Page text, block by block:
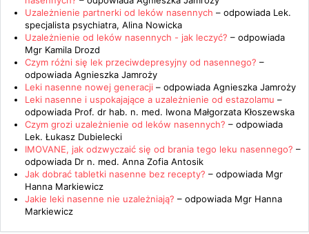
Uzależnienie partnerki od leków nasennych – odpowiada Lek.
specjalista psychiatra, Alina Nowicka
Uzależnienie od leków nasennych - jak leczyć? – odpowiada
Mgr Kamila Drozd
Czym różni się lek przeciwdepresyjny od nasennego? –
odpowiada Agnieszka Jamroży
Leki nasenne nowej generacji – odpowiada Agnieszka Jamroży
Leki nasenne i uspokajające a uzależnienie od estazolamu –
odpowiada Prof. dr hab. n. med. Iwona Małgorzata Kłoszewska
Czym grozi uzależnienie od leków nasennych? – odpowiada
Lek. Łukasz Dubielecki
IMOVANE, jak odzwyczaić się od brania tego leku nasennego? –
odpowiada Dr n. med. Anna Zofia Antosik
Jak dobrać tabletki nasenne bez recepty? – odpowiada Mgr
Hanna Markiewicz
Jakie leki nasenne nie uzależniają? – odpowiada Mgr Hanna
Markiewicz